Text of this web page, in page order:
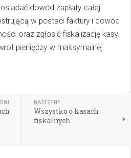
dowód zapłaty całej
w postaci faktury i dowód
oraz zgłosić fiskalizację kasy.
pieniędzy w maksymalnej
NASTĘPNY
Wszystko o kasach
fiskalnych